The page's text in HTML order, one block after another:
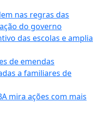
nas regras das
do governo
das escolas e amplia
de emendas
a familiares de
mira ações com mais